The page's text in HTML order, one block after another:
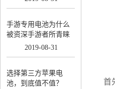
手游专用电池为什么
被资深手游者所青睐
2019-08-31
选择第三方苹果电
池，到底值不值？
首